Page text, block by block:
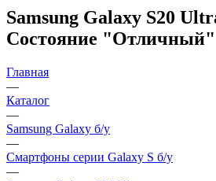
Samsung Galaxy S20
Состояние "Отличный"
Главная
—
Каталог
—
Samsung Galaxy б/у
—
Смартфоны серии Galaxy S б/у
—